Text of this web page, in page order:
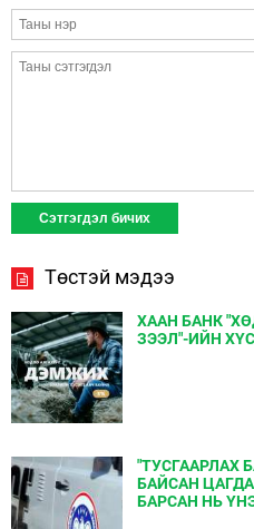
Төстэй мэдээ
ХААН БАНК
ЗЭЭЛ"-ИЙН
"ТУСГААРЛАХ
БАЙСАН
БАРСАН НЬ